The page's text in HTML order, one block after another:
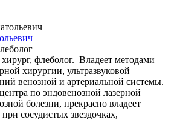
флеболог. Владеет методами
хирургии, ультразвуковой
венозной и артериальной системы.
по эндовенозной лазерной
болезни, прекрасно владеет
сосудистых звездочках,